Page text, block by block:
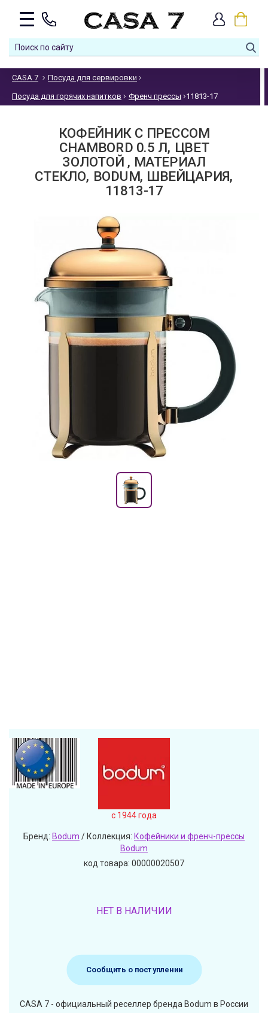
CASA 7 Посуда для сервировки
Посуда для горячих напитков Френч прессы 11813-17
КОФЕЙНИК С ПРЕССОМ
CHAMBORD 0.5 Л, ЦВЕТ
ЗОЛОТОЙ , МАТЕРИАЛ
СТЕКЛО, BODUM, ШВЕЙЦАРИЯ,
11813-17
c 1944 года
Бренд: Bodum / Коллекция: Кофейники и френч-прессы
Bodum
код товара: 00000020507
НЕТ В НАЛИЧИИ
Сообщить о поступлении
CASA 7 - официальный реселлер бренда Bodum в России